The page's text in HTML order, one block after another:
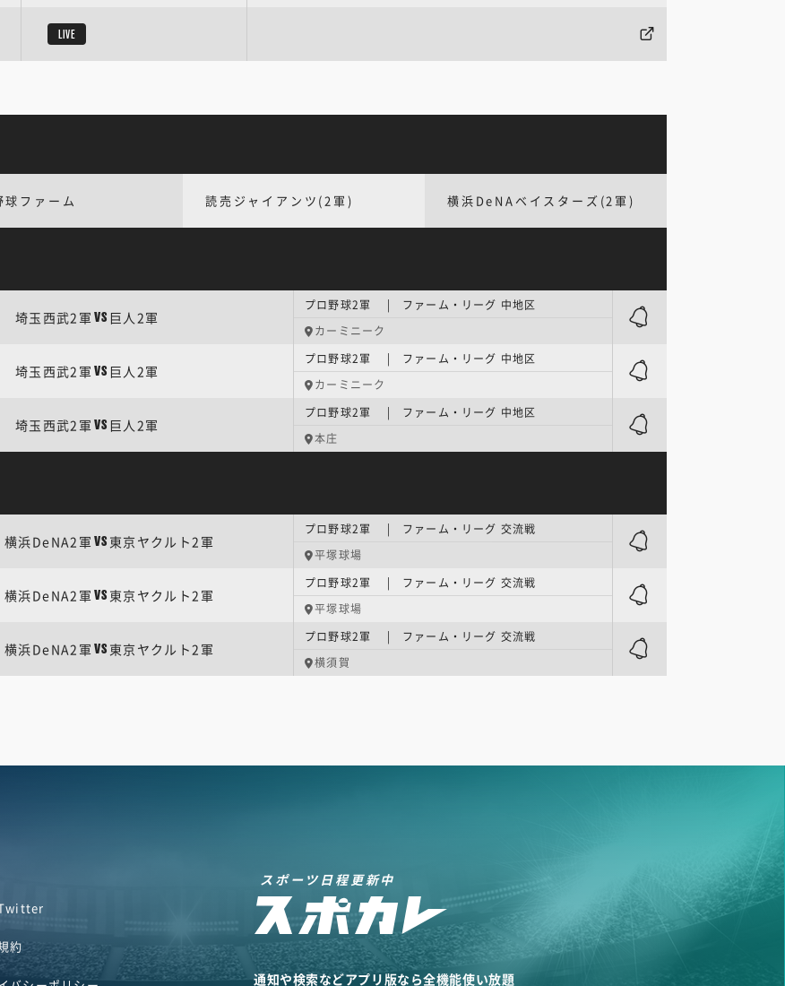
LIVE
球ファーム 読売ジャイアンツ(2軍) 横浜DeNAベイスターズ(2軍)
埼玉西武2軍VS 巨人2軍
プロ野球2軍 | ファーム・リーグ 中地区
カーミニーク
埼玉西武2軍VS 巨人2軍
プロ野球2軍 | ファーム・リーグ 中地区
カーミニーク
埼玉西武2軍VS 巨人2軍
プロ野球2軍 | ファーム・リーグ 中地区
本庄
横浜DeNA2軍VS 東京ヤクルト2軍
プロ野球2軍 | ファーム・リーグ 交流戦
平塚球場
横浜DeNA2軍VS 東京ヤクルト2軍
プロ野球2軍 | ファーム・リーグ 交流戦
平塚球場
横浜DeNA2軍VS 東京ヤクルト2軍
プロ野球2軍 | ファーム・リーグ 交流戦
横須賀
約
スポーツ日程更新中
通知や検索などアプリ版なら全機能使い放題